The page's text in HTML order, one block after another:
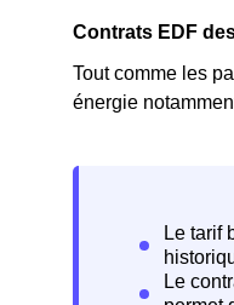
Contrats EDF
Tout comme les
énergie